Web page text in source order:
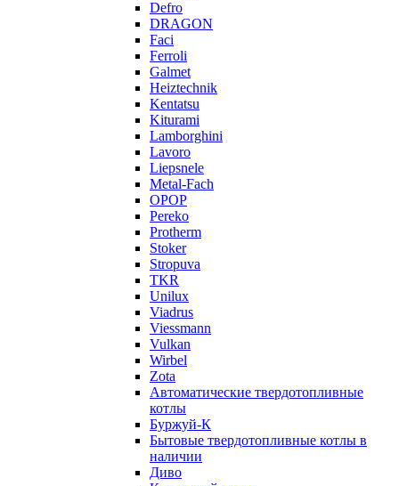
Defro
DRAGON
Faci
Ferroli
Galmet
Heiztechnik
Kentatsu
Kiturami
Lamborghini
Lavoro
Liepsnele
Metal-Fach
OPOP
Pereko
Protherm
Stoker
Stropuva
TKR
Unilux
Viadrus
Viessmann
Vulkan
Wirbel
Zota
Автоматические твердотопливные
котлы
Буржуй-К
Бытовые твердотопливные котлы в
наличии
Диво